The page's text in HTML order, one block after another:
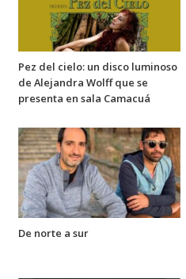
Pez del cielo: un disco luminoso
de Alejandra Wolff que se
presenta en sala Camacuá
De norte a sur